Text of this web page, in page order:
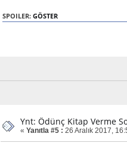
SPOILER: GÖSTER
Ynt: Ödünç Kitap Verme
« Yanıtla #5 : 26 Aralık 2017,